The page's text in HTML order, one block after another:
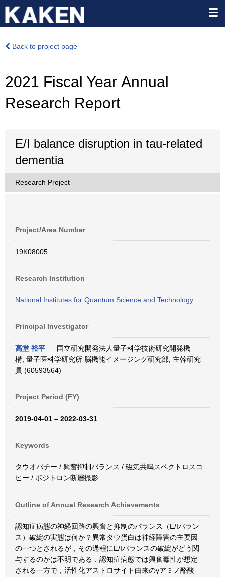
Back to project page
2021 Fiscal Year Annual
Research Report
E/I balance disruption in tau-related
dementia
Research Project
Project/Area Number
19K08005
Research Institution
National Institutes for Quantum Science and Technology
Principal Investigator
高堂 裕平
国立研究開発法人量子科学技術研究開発機
構, 量子医科学研究所 脳機能イメージング研究部, 主幹研究
員 (60593564)
Project Period (FY)
2019-04-01 – 2022-03-31
Keywords
タウオパチー / 興奮抑制バランス / 磁気共鳴スペクトロスコ
ピー / ポジトロン断層撮影
Outline of Annual Research Achievements
認知症病態の神経回路の興奮と抑制のバランス（E/Iバラン
ス）破綻の実態は何か？異常タウ蛋白は神経障害の主要因
の一つとされるが，その過程にE/Iバランスの破綻がどう関
与するのかは不明である．認知症病態では興奮毒性が想定
される一方で，活性化アストロサイト由来のγアミノ酪酸